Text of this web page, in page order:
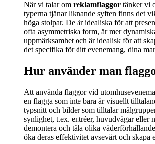
När vi talar om reklamflaggor tänker vi
typerna tjänar liknande syften finns det
höga stolpar. De är idealiska för att
ofta asymmetriska form, är mer
uppmärksamhet och är idealisk för att
det specifika för ditt evenemang, dina
Hur använder man
Att använda flaggor vid
en flagga som inte bara är visuellt
typsnitt och bilder som tilltalar
synlighet, t.ex. entréer, huvudvägar eller
demontera och tåla olika
öka deras effektivitet avsevärt och skapa